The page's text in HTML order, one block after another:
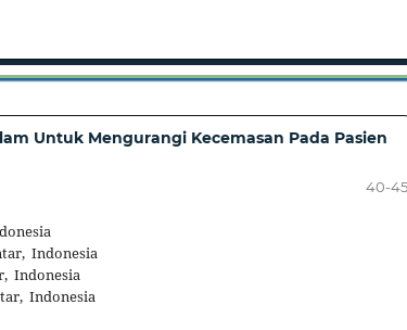
Untuk Mengurangi Kecemasan Pada Pasien
Indonesia
Indonesia
Indonesia
40-45